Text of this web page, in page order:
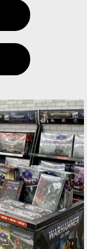
りなシタデル
基づいたデザ
長く薄くなっ
がより正確に
粒子入りだか
ャカ！そんな乱
」があれば大
ラが一本に。
スティック・
プ[66-53-99]